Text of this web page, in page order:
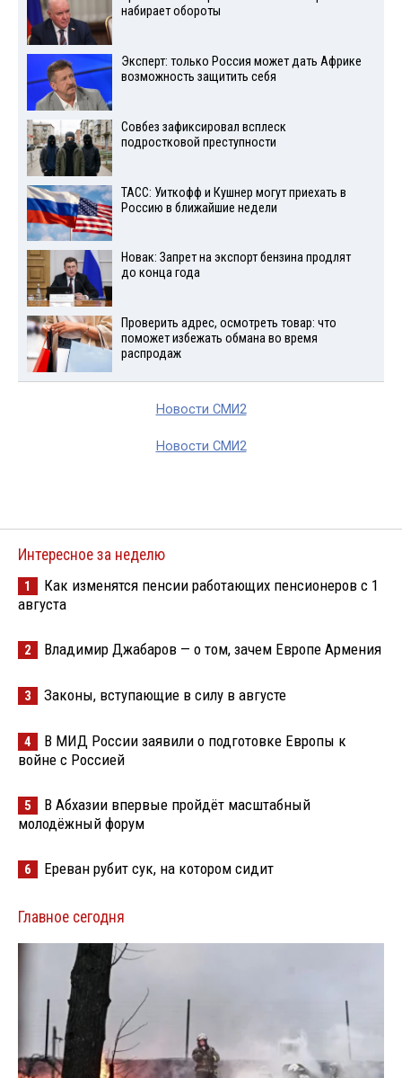
набирает обороты
Эксперт: только Россия может дать Африке
возможность защитить себя
Совбез зафиксировал всплеск
подростковой преступности
ТАСС: Уиткофф и Кушнер могут приехать в
Россию в ближайшие недели
Новак: Запрет на экспорт бензина продлят
до конца года
Проверить адрес, осмотреть товар: что
поможет избежать обмана во время
распродаж
Новости СМИ2
Новости СМИ2
Интересное за неделю
1
Как изменятся пенсии работающих пенсионеров с 1
августа
2 Владимир Джабаров — о том, зачем Европе Армения
3 Законы, вступающие в силу в августе
4
В МИД России заявили о подготовке Европы к
войне с Россией
5
В Абхазии впервые пройдёт масштабный
молодёжный форум
6 Ереван рубит сук, на котором сидит
Главное сегодня